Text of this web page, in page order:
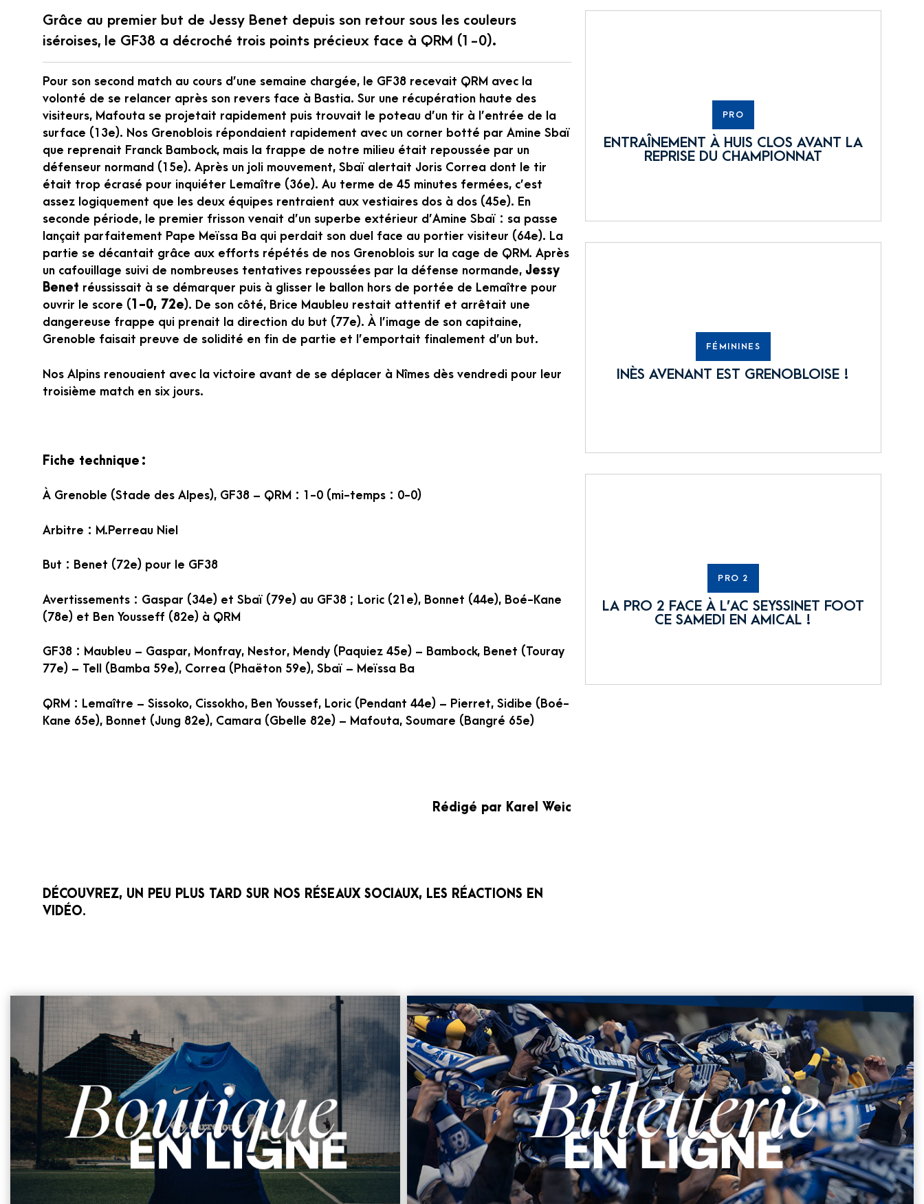
Grâce au premier but de Jessy Benet depuis son retour sous les couleurs
iséroises, le GF38 a décroché trois points précieux face à QRM (1-0).
Pour son second match au cours d’une semaine chargée, le GF38 recevait QRM avec la
volonté de se relancer après son revers face à Bastia. Sur une récupération haute des
visiteurs, Mafouta se projetait rapidement puis trouvait le poteau d’un tir à l’entrée de la
surface (13e). Nos Grenoblois répondaient rapidement avec un corner botté par Amine Sbaï
que reprenait Franck Bambock, mais la frappe de notre milieu était repoussée par un
défenseur normand (15e). Après un joli mouvement, Sbaï alertait Joris Correa dont le tir
était trop écrasé pour inquiéter Lemaître (36e). Au terme de 45 minutes fermées, c’est
assez logiquement que les deux équipes rentraient aux vestiaires dos à dos (45e). En
seconde période, le premier frisson venait d’un superbe extérieur d’Amine Sbaï : sa passe
lançait parfaitement Pape Meïssa Ba qui perdait son duel face au portier visiteur (64e). La
partie se décantait grâce aux efforts répétés de nos Grenoblois sur la cage de QRM. Après
un cafouillage suivi de nombreuses tentatives repoussées par la défense normande, Jessy
Benet réussissait à se démarquer puis à glisser le ballon hors de portée de Lemaître pour
ouvrir le score ( 1-0, 72e). De son côté, Brice Maubleu restait attentif et arrêtait une
dangereuse frappe qui prenait la direction du but (77e). À l’image de son capitaine,
Grenoble faisait preuve de solidité en fin de partie et l’emportait finalement d’un but.
Nos Alpins renouaient avec la victoire avant de se déplacer à Nîmes dès vendredi pour leur
troisième match en six jours.
Fiche technique :
À Grenoble (Stade des Alpes), GF38 – QRM : 1-0 (mi-temps : 0-0)
Arbitre : M.Perreau Niel
But : Benet (72e) pour le GF38
Avertissements : Gaspar (34e) et Sbaï (79e) au GF38 ; Loric (21e), Bonnet (44e), Boé-Kane
(78e) et Ben Yousseff (82e) à QRM
GF38 : Maubleu – Gaspar, Monfray, Nestor, Mendy (Paquiez 45e) – Bambock, Benet (Touray
77e) – Tell (Bamba 59e), Correa (Phaëton 59e), Sbaï – Meïssa Ba
QRM : Lemaître – Sissoko, Cissokho, Ben Youssef, Loric (Pendant 44e) – Pierret, Sidibe (Boé-
Kane 65e), Bonnet (Jung 82e), Camara (Gbelle 82e) – Mafouta, Soumare (Bangré 65e)
Rédigé par Karel Weic
DÉCOUVREZ, UN PEU PLUS TARD SUR NOS RÉSEAUX SOCIAUX, LES RÉACTIONS EN
VIDÉO.
PRO
ENTRAÎNEMENT À HUIS CLOS AVANT LA
REPRISE DU CHAMPIONNAT
FÉMININES
INÈS AVENANT EST GRENOBLOISE !
PRO 2
LA PRO 2 FACE À L’AC SEYSSINET FOOT
CE SAMEDI EN AMICAL !